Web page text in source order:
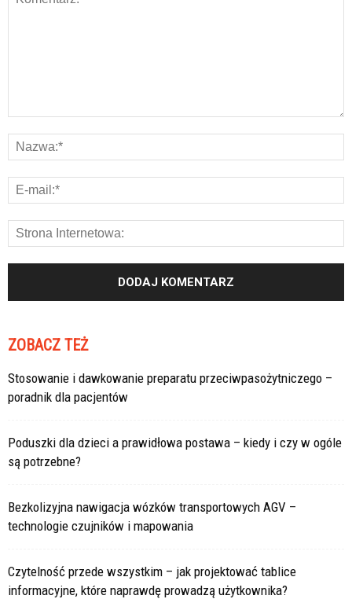
ZOBACZ TEŻ
Stosowanie i dawkowanie preparatu przeciwpasożytniczego –
poradnik dla pacjentów
Poduszki dla dzieci a prawidłowa postawa – kiedy i czy w ogóle
są potrzebne?
Bezkolizyjna nawigacja wózków transportowych AGV –
technologie czujników i mapowania
Czytelność przede wszystkim – jak projektować tablice
informacyjne, które naprawdę prowadzą użytkownika?